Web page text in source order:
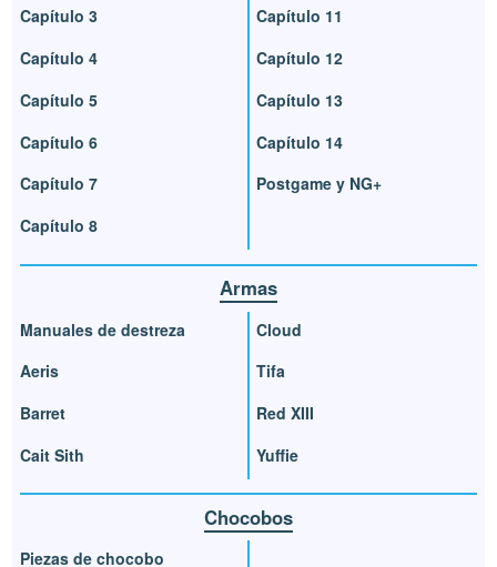
Capítulo 3
Capítulo 4
Capítulo 5
Capítulo 6
Capítulo 7
Capítulo 8
Capítulo 11
Capítulo 12
Capítulo 13
Capítulo 14
Postgame y NG+
Armas
Manuales de destreza
Aeris
Barret
Cait Sith
Cloud
Tifa
Red XIII
Yuffie
Chocobos
Piezas de chocobo